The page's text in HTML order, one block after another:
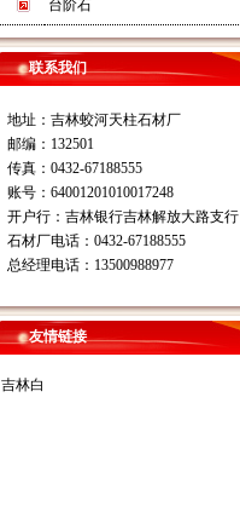
台阶石
联系我们
地址：吉林蛟河天柱石材厂
邮编：132501
传真：0432-67188555
账号：64001201010017248
开户行：吉林银行吉林解放大路支行
石材厂电话：0432-67188555
总经理电话：13500988977
友情链接
吉林白